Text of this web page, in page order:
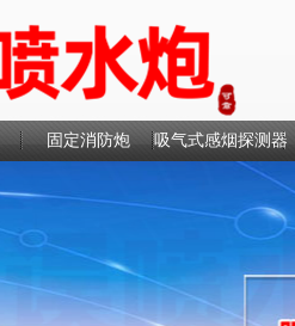
固定消防炮 吸气式感烟探测器